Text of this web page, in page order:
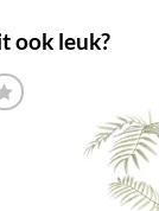
ook leuk?